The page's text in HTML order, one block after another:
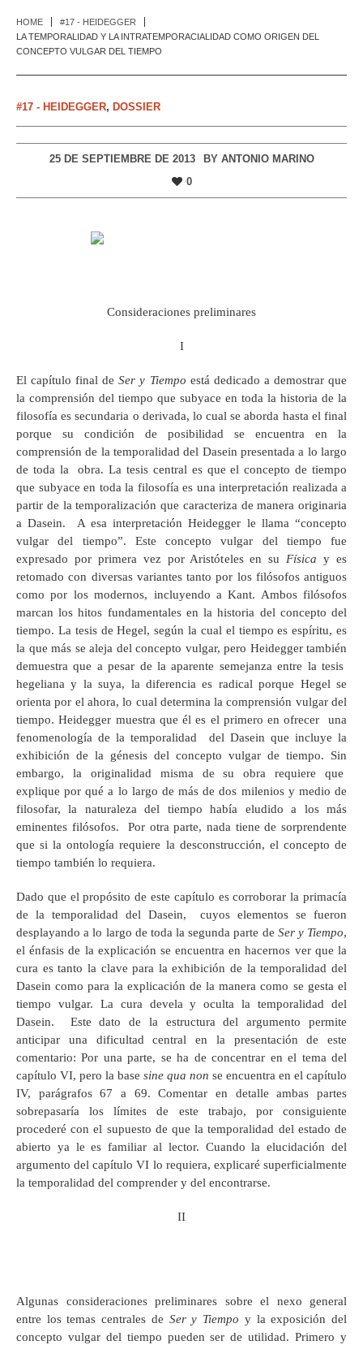
HOME
#17 - HEIDEGGER
LA TEMPORALIDAD Y LA INTRATEMPORACIALIDAD COMO ORIGEN DEL
CONCEPTO VULGAR DEL TIEMPO
#17 - HEIDEGGER, DOSSIER
25 DE SEPTIEMBRE DE 2013 BY ANTONIO MARINO
0
Consideraciones preliminares
I
El capítulo final deSer y Tiempo está dedicado a demostrar que
la comprensión del tiempo que subyace en toda la historia de la
filosofía es secundaria o derivada, lo cual se aborda hasta el final
porque su condición de posibilidad se encuentra en la
comprensión de la temporalidad del Dasein presentada a lo largo
de toda la obra. La tesis central es que el concepto de tiempo
que subyace en toda la filosofía es una interpretación realizada a
partir de la temporalización que caracteriza de manera originaria
a Dasein. A esa interpretación Heidegger le llama “concepto
vulgar del tiempo”. Este concepto vulgar del tiempo fue
expresado por primera vez por Aristóteles en suFísica y es
retomado con diversas variantes tanto por los filósofos antiguos
como por los modernos, incluyendo a Kant. Ambos filósofos
marcan los hitos fundamentales en la historia del concepto del
tiempo. La tesis de Hegel, según la cual el tiempo es espíritu, es
la que más se aleja del concepto vulgar, pero Heidegger también
demuestra que a pesar de la aparente semejanza entre la tesis
hegeliana y la suya, la diferencia es radical porque Hegel se
orienta por el ahora, lo cual determina la comprensión vulgar del
tiempo. Heidegger muestra que él es el primero en ofrecer una
fenomenología de la temporalidad del Dasein que incluye la
exhibición de la génesis del concepto vulgar de tiempo. Sin
embargo, la originalidad misma de su obra requiere que
explique por qué a lo largo de más de dos milenios y medio de
filosofar, la naturaleza del tiempo había eludido a los más
eminentes filósofos. Por otra parte, nada tiene de sorprendente
que si la ontología requiere la desconstrucción, el concepto de
tiempo también lo requiera.
Dado que el propósito de este capítulo es corroborar la primacía
de la temporalidad del Dasein, cuyos elementos se fueron
desplayando a lo largo de toda la segunda parte de Ser y Tiempo,
el énfasis de la explicación se encuentra en hacernos ver que la
cura es tanto la clave para la exhibición de la temporalidad del
Dasein como para la explicación de la manera como se gesta el
tiempo vulgar. La cura devela y oculta la temporalidad del
Dasein. Este dato de la estructura del argumento permite
anticipar una dificultad central en la presentación de este
comentario: Por una parte, se ha de concentrar en el tema del
capítulo VI, pero la base sine qua non se encuentra en el capítulo
IV, parágrafos 67 a 69. Comentar en detalle ambas partes
sobrepasaría los límites de este trabajo, por consiguiente
procederé con el supuesto de que la temporalidad del estado de
abierto ya le es familiar al lector. Cuando la elucidación del
argumento del capítulo VI lo requiera, explicaré superficialmente
la temporalidad del comprender y del encontrarse.
II
Algunas consideraciones preliminares sobre el nexo general
entre los temas centrales de Ser y Tiempo y la exposición del
concepto vulgar del tiempo pueden ser de utilidad. Primero y